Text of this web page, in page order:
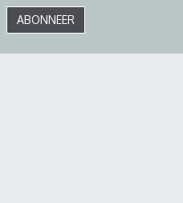
ABONNEER